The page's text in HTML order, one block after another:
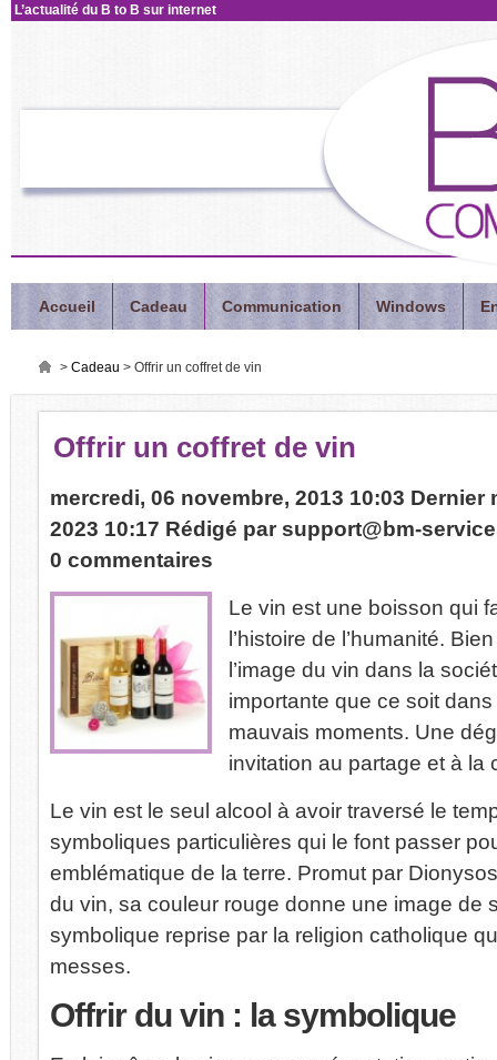
L’actualité du B to B sur internet
Accueil Cadeau Communication Windows
> Cadeau > Offrir un coffret de vin
Offrir un coffret de vin
mercredi, 06 novembre, 2013 10:03 Dernier
2023 10:17 Rédigé par support@bm-
0 commentaires
Le vin est une boisson qui
l’histoire de l’humanité.
l’image du vin dans la
importante que ce soit
mauvais moments. Une
invitation au partage et à la
Le vin est le seul alcool à avoir traversé le
symboliques particulières qui le font passer
emblématique de la terre. Promut par
du vin, sa couleur rouge donne une image de
symbolique reprise par la religion catholique
messes.
Offrirdu vin : la symbolique